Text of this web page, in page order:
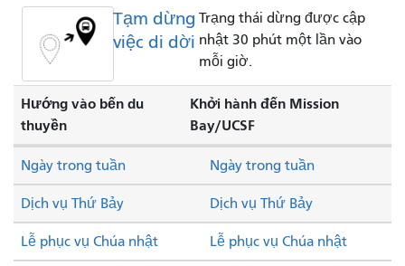
Tạm dừng
việc di dời
Trạng thái dừng được cập
nhật 30 phút một lần vào
mỗi giờ.
Hướng vào bến du
thuyền
Khởi hành đến Mission
Bay/UCSF
Dịch vụ Thứ Bảy Dịch vụ Thứ Bảy
Lễ phục vụ Chúa nhật Lễ phục vụ Chúa nhật
Ngày trong tuần Ngày trong tuần